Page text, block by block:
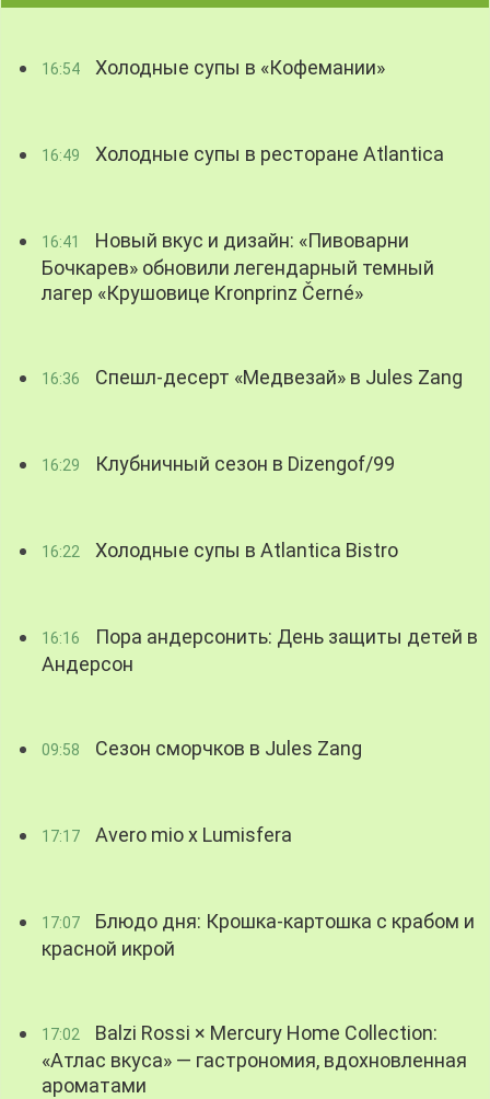
16:54 Холодные супы в «Кофемании»
16:49 Холодные супы в ресторане Atlantica
16:41
Новый вкус и дизайн: «Пивоварни
Бочкарев» обновили легендарный темный
лагер «Крушовице Kronprinz Černé»
16:36 Спешл-десерт «Медвезай» в Jules Zang
16:29 Клубничный сезон в Dizengof/99
16:22 Холодные супы в Atlantica Bistro
16:16
Пора андерсонить: День защиты детей в
Андерсон
09:58 Сезон сморчков в Jules Zang
17:17 Avero mio x Lumisfera
17:07
Блюдо дня: Крошка-картошка с крабом и
красной икрой
17:02
Balzi Rossi × Mercury Home Collection:
«Атлас вкуса» — гастрономия, вдохновленная
ароматами